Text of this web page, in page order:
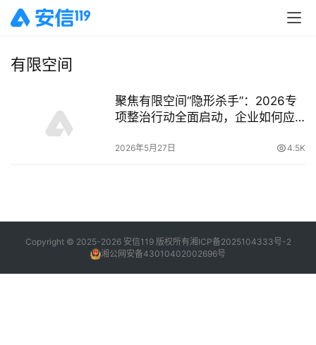
有限空间
聚焦有限空间“隐形杀手”：2026专
项整治行动全面启动，企业如何应
2026年5月27日 4.5K
Copyright © 2025-2026 安信119 版权所有湘ICP备2025104333号-2
湘公网安备43010402002696号